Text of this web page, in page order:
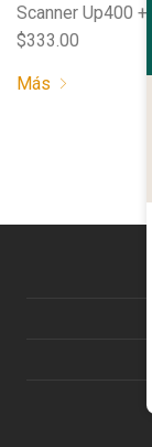
Scanner Up400
$333.00
Más